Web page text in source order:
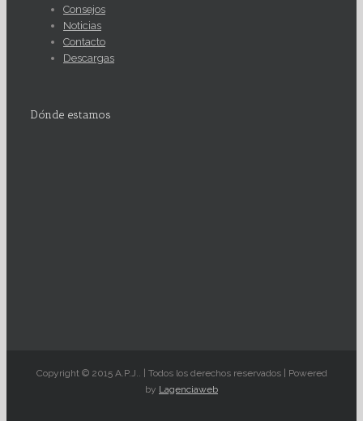
Consejos
Noticias
Contacto
Descargas
Dónde estamos
Copyright © 2015 A.P.J.. | Todos los derechos reservados | Powered
by Lagenciaweb